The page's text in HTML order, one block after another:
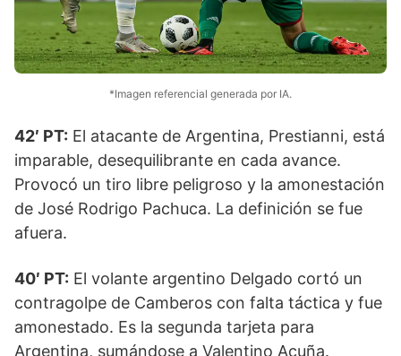
*Imagen referencial generada por IA.
42′ PT: El atacante de Argentina, Prestianni, está
imparable, desequilibrante en cada avance.
Provocó un tiro libre peligroso y la amonestación
de José Rodrigo Pachuca. La definición se fue
afuera.
40′ PT: El volante argentino Delgado cortó un
contragolpe de Camberos con falta táctica y fue
amonestado. Es la segunda tarjeta para
Argentina, sumándose a Valentino Acuña.